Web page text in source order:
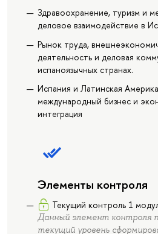
Здравоохранение, туризм и
деловое взаимодействие в
Рынок труда,
деятельность и деловая
испаноязычных странах.
Испания и Латинская
международный бизнес и
интеграция
Элементы контроля
Текущий контроль 1
Данный элемент контроля
текущий уровень